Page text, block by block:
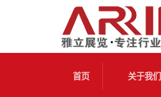
容
首页 关于我们